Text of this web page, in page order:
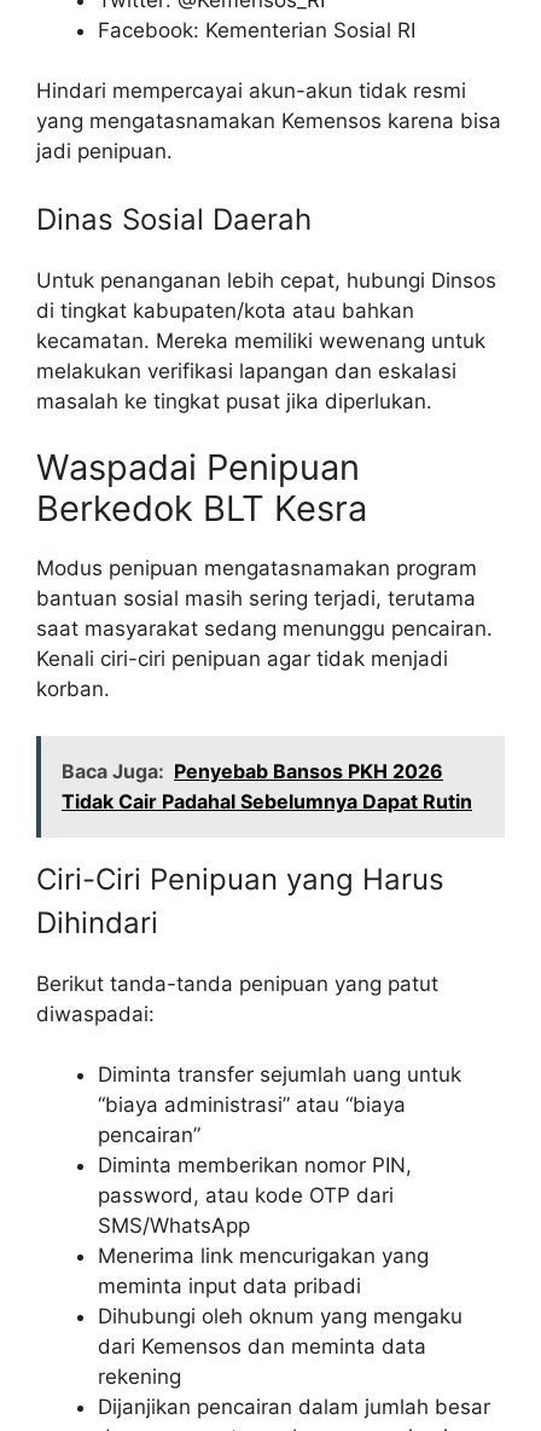
Facebook: Kementerian Sosial RI
Hindari mempercayai akun-akun tidak resmi
yang mengatasnamakan Kemensos karena bisa
jadi penipuan.
Dinas Sosial Daerah
Untuk penanganan lebih cepat, hubungi Dinsos
di tingkat kabupaten/kota atau bahkan
kecamatan. Mereka memiliki wewenang untuk
melakukan verifikasi lapangan dan eskalasi
masalah ke tingkat pusat jika diperlukan.
Waspadai Penipuan
Berkedok BLT Kesra
Modus penipuan mengatasnamakan program
bantuan sosial masih sering terjadi, terutama
saat masyarakat sedang menunggu pencairan.
Kenali ciri-ciri penipuan agar tidak menjadi
korban.
Baca Juga: Penyebab Bansos PKH 2026
Tidak Cair Padahal Sebelumnya Dapat Rutin
Ciri-Ciri Penipuan yang Harus
Dihindari
Berikut tanda-tanda penipuan yang patut
diwaspadai:
Diminta transfer sejumlah uang untuk
“biaya administrasi” atau “biaya
pencairan”
Diminta memberikan nomor PIN,
password, atau kode OTP dari
SMS/WhatsApp
Menerima link mencurigakan yang
meminta input data pribadi
Dihubungi oleh oknum yang mengaku
dari Kemensos dan meminta data
rekening
Dijanjikan pencairan dalam jumlah besar